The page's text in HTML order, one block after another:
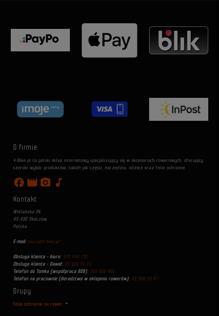
O firmie
4-Bike.pl to polski sklep internetowy specjalizujący się w akcesoriach rowerowych, oferujący
szeroki wybór produktów, takich jak części, narzędzia, odzież oraz folie ochronne.
facebook movie photo_camera music_note
Kontakt
Wiślańska 26
43-430 Skoczów
Polska
E-mail: biuro@4-bike.pl
Obsługa klienta - biuro: 575 444 731
Obsługa klienta - Dawid: 33 300 33 15
Telefon do Tomka (współpraca B2B): 505 002 401
Telefon na pracownie (doradztwo w oklejaniu rowerów): 33 300 33 97
Grupy
Folie ochronne na rower